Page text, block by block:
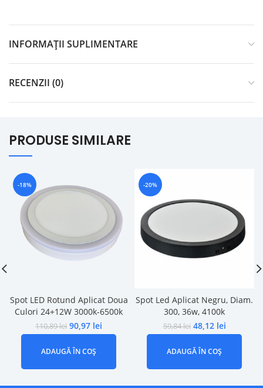
INFORMAȚII SUPLIMENTARE
RECENZII (0)
PRODUSE SIMILARE
-18%
Spot LED Rotund Aplicat Doua
Culori 24+12W 3000k-6500k
110,89lei 90,97 lei
ADAUGĂ ÎN COȘ
-20%
Spot Led Aplicat Negru, Diam.
300, 36w, 4100k
59,84lei 48,12 lei
ADAUGĂ ÎN COȘ